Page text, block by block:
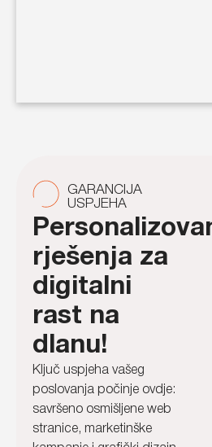
GARANCIJA
USPJEHA
rješenja za
digitalni
rast na
dlanu!
Ključ uspjeha vašeg
poslovanja počinje ovdje:
savršeno osmišljene web
stranice, marketinške